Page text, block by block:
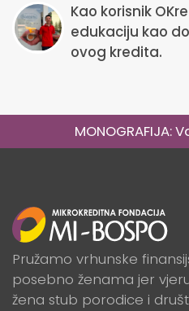
Kao korisnik
edukaciju kao
ovog kredita.
MONOGRAFIJA:
Pružamo vrhunske
posebno ženama jer
žena stub porodice i